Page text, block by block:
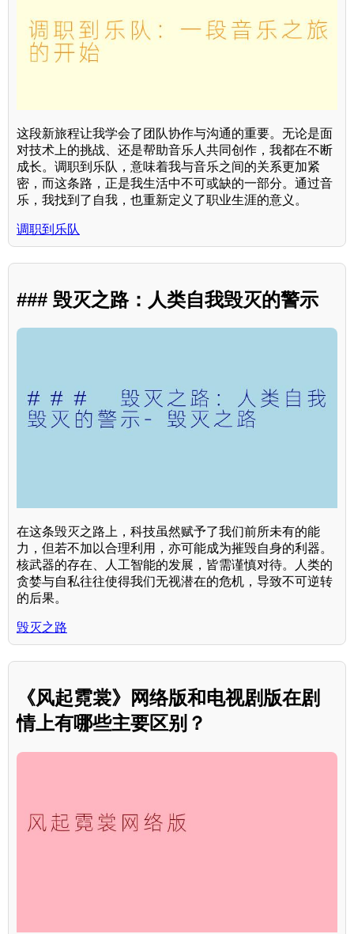
这段新旅程让我学会了团队协作与沟通的重要。无论是面
对技术上的挑战、还是帮助音乐人共同创作，我都在不断
成长。调职到乐队，意味着我与音乐之间的关系更加紧
密，而这条路，正是我生活中不可或缺的一部分。通过音
乐，我找到了自我，也重新定义了职业生涯的意义。
调职到乐队
### 毁灭之路：人类自我毁灭的警示
在这条毁灭之路上，科技虽然赋予了我们前所未有的能
力，但若不加以合理利用，亦可能成为摧毁自身的利器。
核武器的存在、人工智能的发展，皆需谨慎对待。人类的
贪婪与自私往往使得我们无视潜在的危机，导致不可逆转
的后果。
毁灭之路
《风起霓裳》网络版和电视剧版在剧
情上有哪些主要区别？